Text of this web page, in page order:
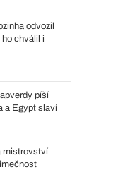
odvozil
chválil i
píší
a Egypt slaví
mistrovství